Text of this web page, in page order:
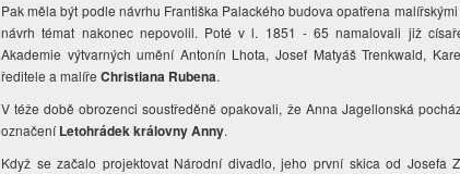
Pak měla být podle návrhu Františka Palackého budova opatřena
návrh témat nakonec nepovolil. Poté v l. 1851 - 65 namalovali již
Akademie výtvarných umění Antonín Lhota, Josef Matyáš Trenkwald,
ředitele a malířeChristiana Rubena.
V téže době obrozenci soustředěně opakovali, že Anna Jagellonská
označeníLetohrádek královny Anny.
Když se začalo projektovat Národní divadlo, jeho první skica od Josefa